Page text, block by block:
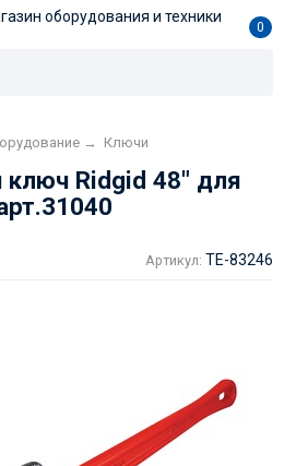
0
→ Ключи
Ridgid 48" для
Артикул: TE-83246